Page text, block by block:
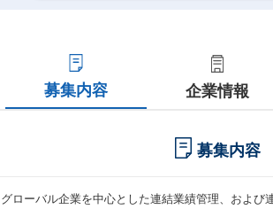
募集内容 企業情報
募集内容
グローバル企業を中心とした連結業績管理、およ